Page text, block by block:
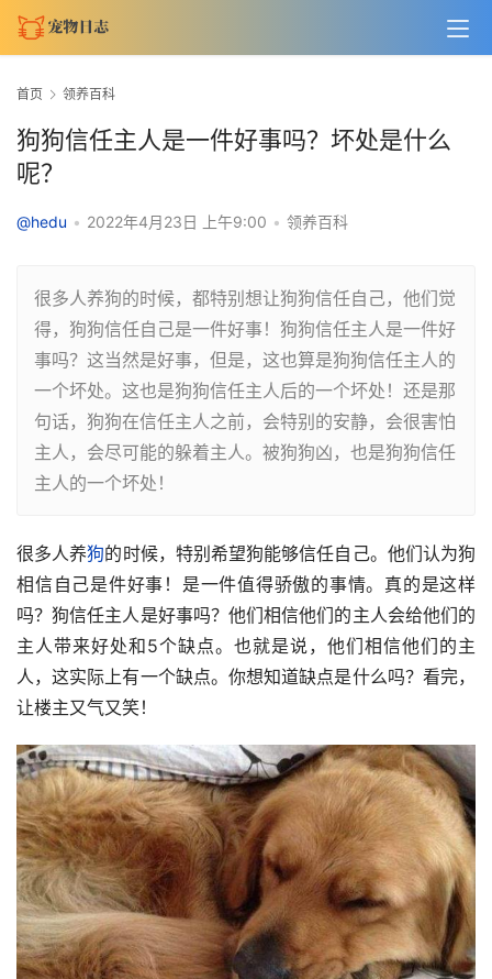
首页 领养百科
狗狗信任主人是一件好事吗？坏处是什么
呢？
@hedu • 2022年4月23日 上午9:00 • 领养百科
很多人养狗的时候，都特别想让狗狗信任自己，他们觉
得，狗狗信任自己是一件好事！狗狗信任主人是一件好
事吗？这当然是好事，但是，这也算是狗狗信任主人的
一个坏处。这也是狗狗信任主人后的一个坏处！还是那
句话，狗狗在信任主人之前，会特别的安静，会很害怕
主人，会尽可能的躲着主人。被狗狗凶，也是狗狗信任
主人的一个坏处！
很多人养狗的时候，特别希望狗能够信任自己。他们认为狗
相信自己是件好事！是一件值得骄傲的事情。真的是这样
吗？狗信任主人是好事吗？他们相信他们的主人会给他们的
主人带来好处和5个缺点。也就是说，他们相信他们的主
人，这实际上有一个缺点。你想知道缺点是什么吗？看完，
让楼主又气又笑！